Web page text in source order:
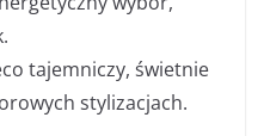
tajemniczy, świetnie
stylizacjach.